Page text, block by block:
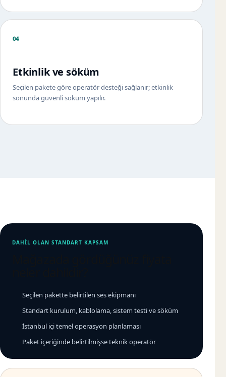
04
Etkinlik ve söküm
Seçilen pakete göre operatör desteği sağlanır; etkinlik
sonunda güvenli söküm yapılır.
DAHIL OLAN STANDART KAPSAM
Seçilen pakette belirtilen ses ekipmanı
Standart kurulum, kablolama, sistem testi ve söküm
İstanbul içi temel operasyon planlaması
Paket içeriğinde belirtilmişse teknik operatör